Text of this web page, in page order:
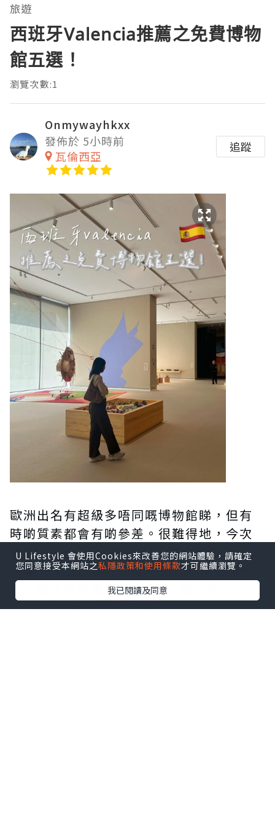
旅遊
西班牙Valencia推薦之免費博物
館五選！
瀏覽次數:1
Onmywayhkxx
發佈於 5小時前
瓦倫西亞
追蹤
歐洲出名有超級多唔同嘅博物館睇，但有
時啲質素都會有啲參差。很難得地，今次
我去Valencia睇嘅博物館/藝術館好多都好
高質，而且仲要好多都有指定免費參觀時
段，實在係好值得一去~同大家分享下
Valencia值得去嘅幾個館~
U Lifestyle 會使用Cookies來改善您的網站體驗，請確定
您同意接受本網站之私隱政策和使用條款才可繼續瀏覽。
我已閱讀及同意